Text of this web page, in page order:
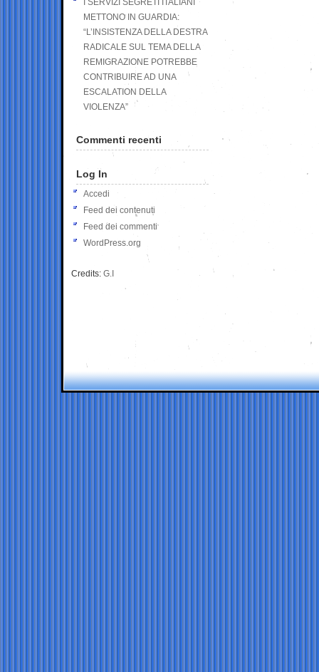
I SERVIZI SEGRETI ITALIANI
METTONO IN GUARDIA:
“L’INSISTENZA DELLA DESTRA
RADICALE SUL TEMA DELLA
REMIGRAZIONE POTREBBE
CONTRIBUIRE AD UNA
ESCALATION DELLA
VIOLENZA”
Commenti recenti
Log In
Accedi
Feed dei contenuti
Feed dei commenti
WordPress.org
Credits: G.I